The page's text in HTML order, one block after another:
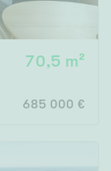
70,5 m²
685 000 €